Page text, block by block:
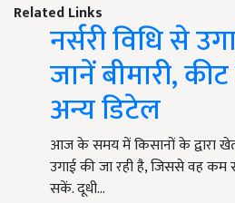
Related Links
नर्सरी विधि से
जानें बीमारी,
अन्य डिटेल
आज के समय में किसानों के द्वारा
उगाई की जा रही है, जिससे वह कम
सकें. दूधी…